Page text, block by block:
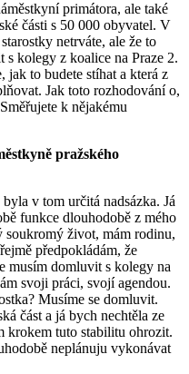
primátora, ale také
části s 50 000 obyvatel. V
netrváte, ale že to
s kolegy z koalice na Praze 2.
jak to budete stíhat a která z
Jak toto rozhodování o,
k nějakému
pražského
v tom určitá nadsázka. Já
funkce dlouhodobě z mého
soukromý život, mám rodinu,
předpokládám, že
musím domluvit s kolegy na
svoji práci, svojí agendou.
Musíme se domluvit.
část a já bych nechtěla ze
krokem tuto stabilitu ohrozit.
neplánuju vykonávat